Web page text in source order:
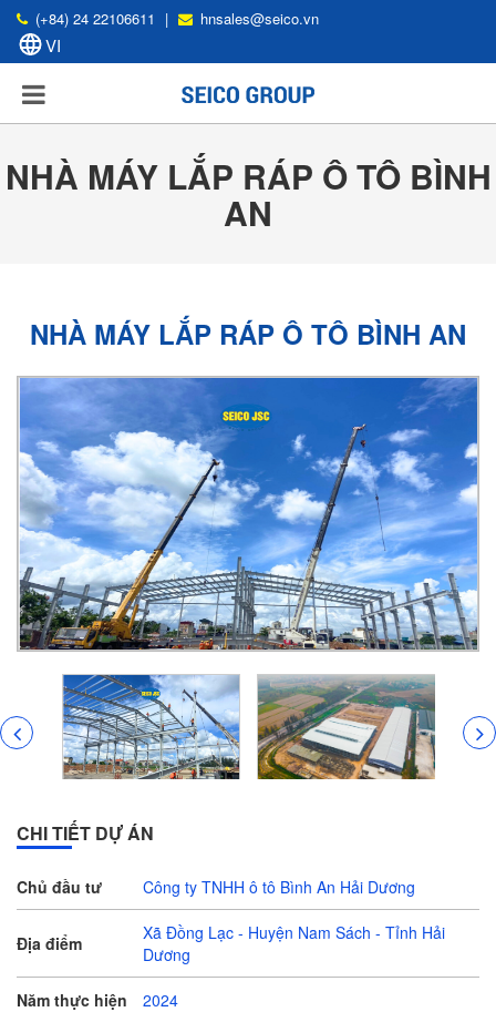
(+84) 24 22106611 | hnsales@seico.vn
NHÀ MÁY LẮP RÁP Ô TÔ BÌNH
AN
NHÀ MÁY LẮP RÁP Ô TÔ BÌNH AN
CHI TIẾT DỰ ÁN
Chủ đầu tư Công ty TNHH ô tô Bình An Hải Dương
Địa điểm
Xã Đồng Lạc - Huyện Nam Sách - Tỉnh Hải
Dương
Năm thực hiện 2024